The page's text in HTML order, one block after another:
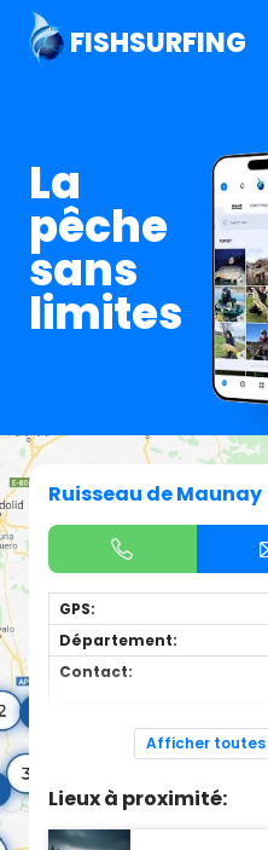
FISHSURFING
La
pêche
sans
limites
Ruisseau de Maunay
GPS:
Département:
Contact:
Cours d'eau d'une longueur
catégorie piscicole à cet
Afficher
Lieux à proximité: